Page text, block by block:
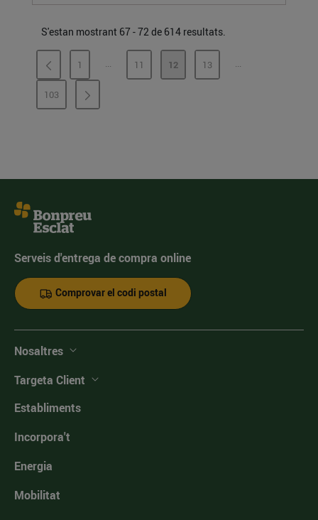
S'estan mostrant 67 - 72 de 614 resultats.
PÀGINA
1 ...PÀGINES INTERMÈDIES
PÀGINA
11 PÀGINA
12 PÀGINA
13 ...PÀGINES
PÀGINA
103
Serveis d'entrega de compra online
Comprovar el codi postal
Nosaltres
Targeta Client
Establiments
Incorpora't
Energia
Mobilitat